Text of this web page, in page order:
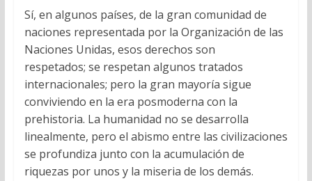
Sí, en algunos países, de la gran comunidad de
naciones representada por la Organización de las
Naciones Unidas, esos derechos son
respetados; se respetan algunos tratados
internacionales; pero la gran mayoría sigue
conviviendo en la era posmoderna con la
prehistoria. La humanidad no se desarrolla
linealmente, pero el abismo entre las civilizaciones
se profundiza junto con la acumulación de
riquezas por unos y la miseria de los demás.